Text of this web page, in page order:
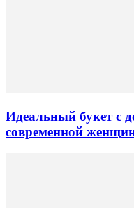
Идеальный букет с
современной